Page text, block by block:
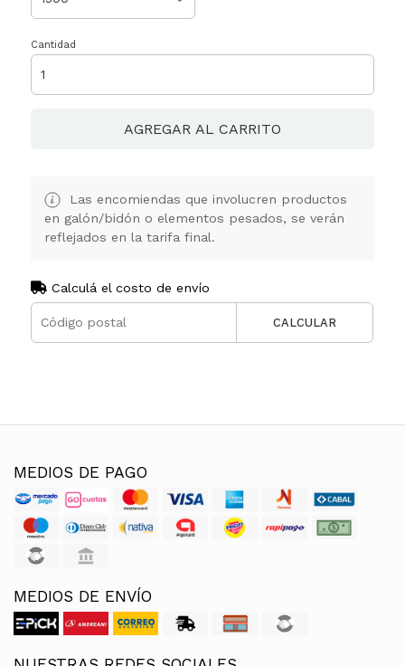
Cantidad
AGREGAR AL CARRITO
Las encomiendas que involucren productos
en galón/bidón o elementos pesados, se verán
reflejados en la tarifa final.
Calculá el costo de envío
CALCULAR
MEDIOS DE PAGO
MEDIOS DE ENVÍO